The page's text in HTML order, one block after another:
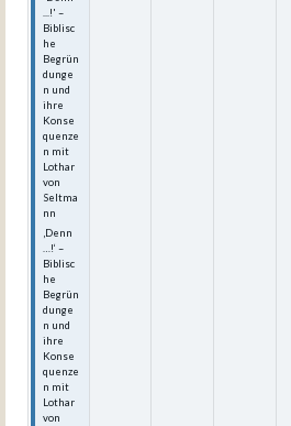
...!' –
Biblisc
he
Begrün
dunge
n und
ihre
Konse
quenze
n mit
Lothar
von
Seltma
nn
‚Denn
…!‘ –
Biblisc
he
Begrün
dunge
n und
ihre
Konse
quenze
n mit
Lothar
von